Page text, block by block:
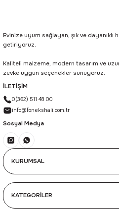
Evinize uyum sağlayan, şık ve dayanıklı
getiriyoruz.
Kaliteli malzeme, modern tasarım ve
zevke uygun seçenekler sunuyoruz.
İLETİŞİM
0(362) 511 48 00
info@fonekshali.com.tr
Sosyal Medya
KURUMSAL
KATEGORİLER